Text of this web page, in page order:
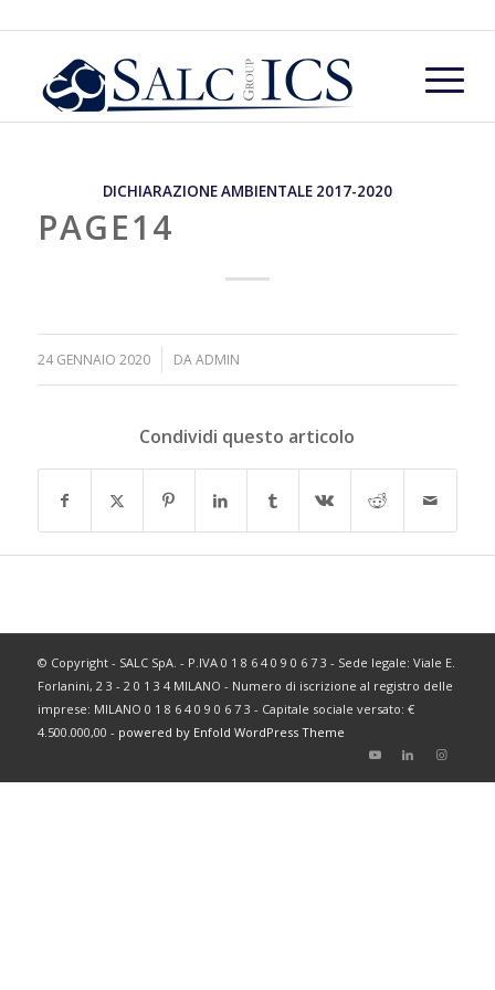
DICHIARAZIONE AMBIENTALE 2017-2020
PAGE14
24 GENNAIO 2020 DAADMIN
Condividi questo articolo
© Copyright - SALC SpA. - P.IVA 0 1 8 6 4 0 9 0 6 7 3 - Sede legale: Viale E.
Forlanini, 2 3 - 2 0 1 3 4 MILANO - Numero di iscrizione al registro delle
imprese: MILANO 0 1 8 6 4 0 9 0 6 7 3 - Capitale sociale versato: €
4.500.000,00 - powered by Enfold WordPress Theme